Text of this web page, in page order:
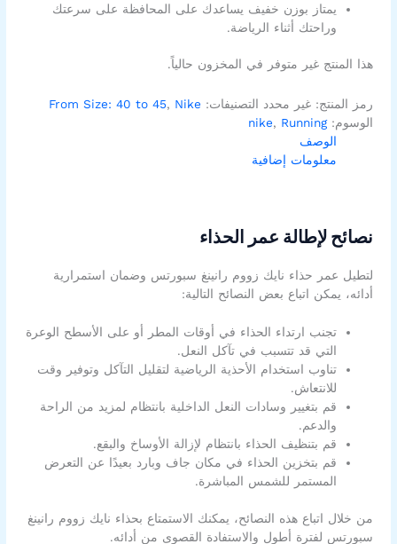
يمتاز بوزن خفيف يساعدك على المحافظة على سرعتك
وراحتك أثناء الرياضة.
هذا المنتج غير متوفر في المخزون حالياً.
رمز المنتج:غير محدد التصنيفات: From Size: 40 to 45, Nike
الوسوم:
nike, Running
الوصف
معلومات إضافية
نصائح لإطالة عمر الحذاء
لتطيل عمر حذاء نايك زووم رانينغ سبورتس وضمان استمرارية
أدائه، يمكن اتباع بعض النصائح التالية:
تجنب ارتداء الحذاء في أوقات المطر أو على الأسطح الوعرة
التي قد تتسبب في تآكل النعل.
تناوب استخدام الأحذية الرياضية لتقليل التآكل وتوفير وقت
للانتعاش.
قم بتغيير وسادات النعل الداخلية بانتظام لمزيد من الراحة
والدعم.
قم بتنظيف الحذاء بانتظام لإزالة الأوساخ والبقع.
قم بتخزين الحذاء في مكان جاف وبارد بعيدًا عن التعرض
المستمر للشمس المباشرة.
من خلال اتباع هذه النصائح، يمكنك الاستمتاع بحذاء نايك زووم رانينغ
سبورتس لفترة أطول والاستفادة القصوى من أدائه.